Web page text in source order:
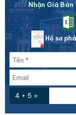
Nhận Giá Bán
Hồ sơ
4 + 5 =